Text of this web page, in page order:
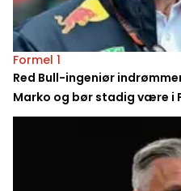
Formel 1
Red Bull-ingeniør
Marko og bør stadig være i